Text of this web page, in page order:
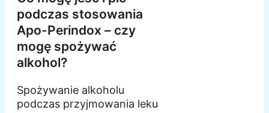
podczas stosowania
Apo-Perindox – czy
mogę spożywać
alkohol?
Spożywanie alkoholu
podczas przyjmowania leku